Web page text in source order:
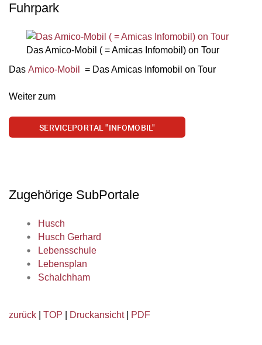
Fuhrpark
Das Amico-Mobil ( = Amicas Infomobil) on Tour
Das Amico-Mobil = Das Amicas Infomobil on Tour
Weiter zum
SERVICEPORTAL "INFOMOBIL"
Zugehörige SubPortale
Husch
Husch Gerhard
Lebensschule
Lebensplan
Schalchham
zurück TOP Druckansicht| PDF